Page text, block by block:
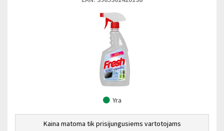
Yra
Kaina matoma tik prisijungusiems vartotojams